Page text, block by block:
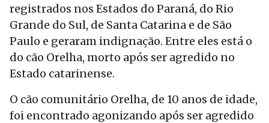
registrados nos Estados do Paraná, do Rio
Grande do Sul, de Santa Catarina e de São
Paulo e geraram indignação. Entre eles está o
do cão Orelha, morto após ser agredido no
Estado catarinense.
O cão comunitário Orelha, de 10 anos de idade,
foi encontrado agonizando após ser agredido